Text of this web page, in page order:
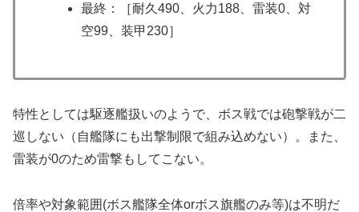
最終：［耐久490、火力188、雷装0、対
空99、装甲230］
特性としては駆逐艦扱いのようで、ボス戦では砲撃戦が二
巡しない（自艦隊にも出撃制限で組み込めない）。また、
雷装が0のため雷撃もしてこない。
倍率や対象範囲(ボス艦隊全体orボス旗艦のみ等)は不明だ